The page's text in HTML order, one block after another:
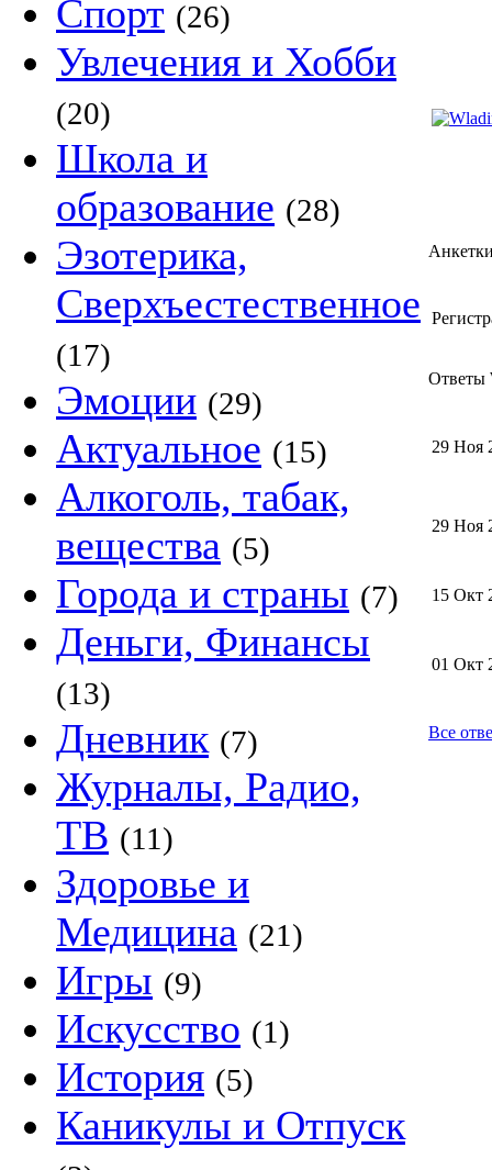
Спорт (26)
Увлечения и Хобби
(20)
Школа и
образование (28)
Эзотерика,
Сверхъестественное
(17)
Эмоции (29)
Актуальное (15)
Алкоголь, табак,
вещества (5)
Города и страны (7)
Деньги, Финансы
(13)
Дневник (7)
Журналы, Радио,
ТВ (11)
Здоровье и
Медицина (21)
Игры (9)
Искусство (1)
История (5)
Каникулы и Отпуск
Ответы
29 Ноя
29 Ноя
15 Окт
01 Окт
Все